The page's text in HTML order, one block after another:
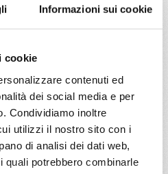
Informazioni sui cookie
cookie
contenuti ed
dei social media e per
Condividiamo inoltre
utilizzi il nostro sito con i
di analisi dei dati web,
quali potrebbero combinarle
€ 573
da
563